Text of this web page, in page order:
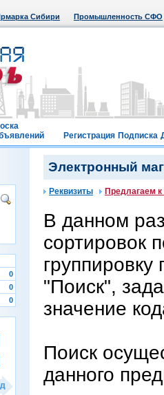
Сибири Промышленность СФО
Регистрация Подписка
0
0
0
Электронный
Реквизиты Предлагаем
В данном
сортировок
"Поиск",
значение
Поиск
данного